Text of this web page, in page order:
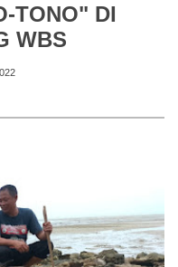
TONO" DI
WBS